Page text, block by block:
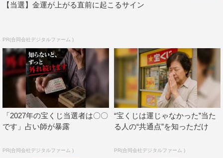
【当選】金運が上がる直前に起こるサイン
PR(合同会社デジタルファーム )
「2027年の宝くじ当選者は〇〇
です」占い師が暴露
PR(合同会社デジタルファーム )
“宝くじは運じゃなかった”当た
る人の“共通点”を知っただけ
PR(合同会社デジタルファーム )